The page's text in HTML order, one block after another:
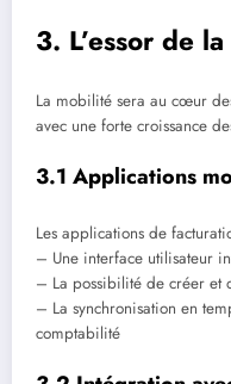
3. L’essor de
La mobilité sera au cœur
avec une forte croissance
3.1 Applications
Les applications de
– Une interface utilisateur
– La possibilité de créer et
– La synchronisation en
comptabilité